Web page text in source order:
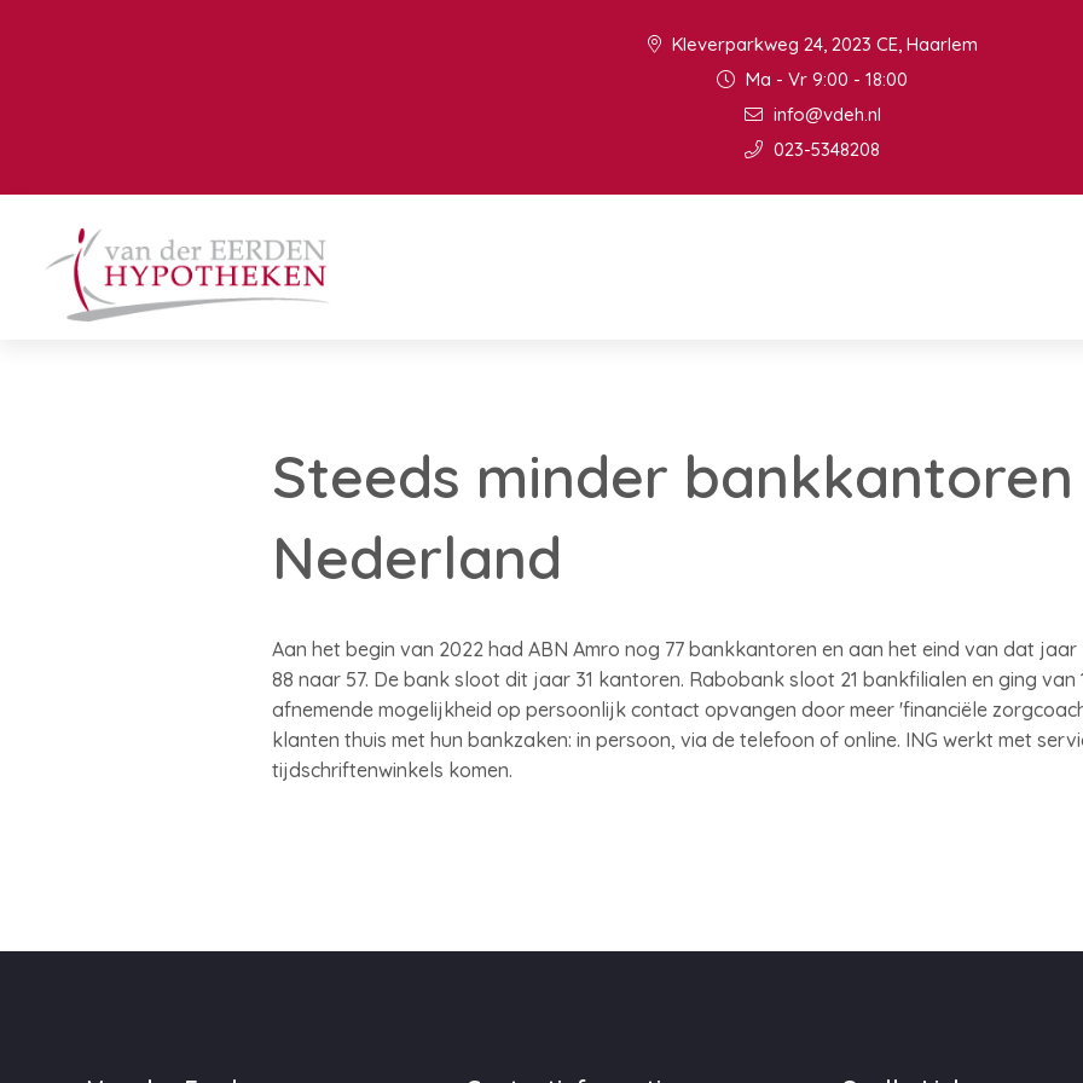
Kleverparkweg 24, 2023 CE, Haarlem
Ma - Vr 9:00 - 18:00
info@vdeh.nl
023-5348208
Steeds minder
Nederland
Aan het begin van 2022 had ABN Amro nog 77 bankkantoren en aan het eind van dat jaar
88 naar 57. De bank sloot dit jaar 31 kantoren. Rabobank sloot 21 bankfilialen en ging van
afnemende mogelijkheid op persoonlijk contact opvangen door meer 'financiële
klanten thuis met hun bankzaken: in persoon, via de telefoon of online. ING werkt met
tijdschriftenwinkels komen.